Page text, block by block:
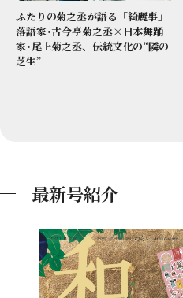
ふたりの菊之丞が語る「綺麗事」
落語家･古今亭菊之丞×日本舞踊
家･尾上菊之丞、伝統文化の“隣の
芝生”
最新号紹介